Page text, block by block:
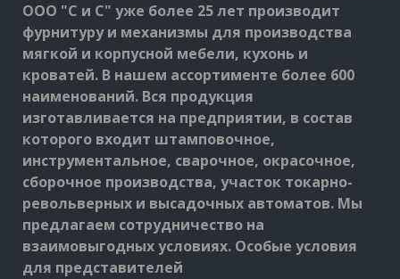
ООО "С и С" уже более 25 лет производит
фурнитуру и механизмы для производства
мягкой и корпусной мебели, кухонь и
кроватей. В нашем ассортименте более 600
наименований. Вся продукция
изготавливается на предприятии, в состав
которого входит штамповочное,
инструментальное, сварочное, окрасочное,
сборочное производства, участок токарно-
револьверных и высадочных автоматов. Мы
предлагаем сотрудничество на
взаимовыгодных условиях. Особые условия
для представителей